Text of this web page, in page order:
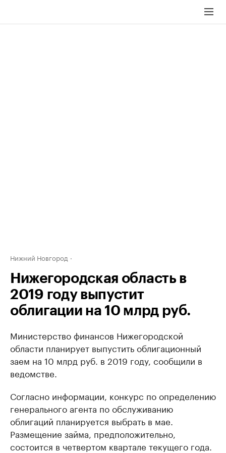
Нижний Новгород
Нижегородская область в
2019 году выпустит
облигации на 10 млрд руб.
Министерство финансов Нижегородской
области планирует выпустить облигационный
заем на 10 млрд руб. в 2019 году, сообщили в
ведомстве.
Согласно информации, конкурс по определению
генерального агента по обслуживанию
облигаций планируется выбрать в мае.
Размещение займа, предположительно,
состоится в четвертом квартале текущего года.